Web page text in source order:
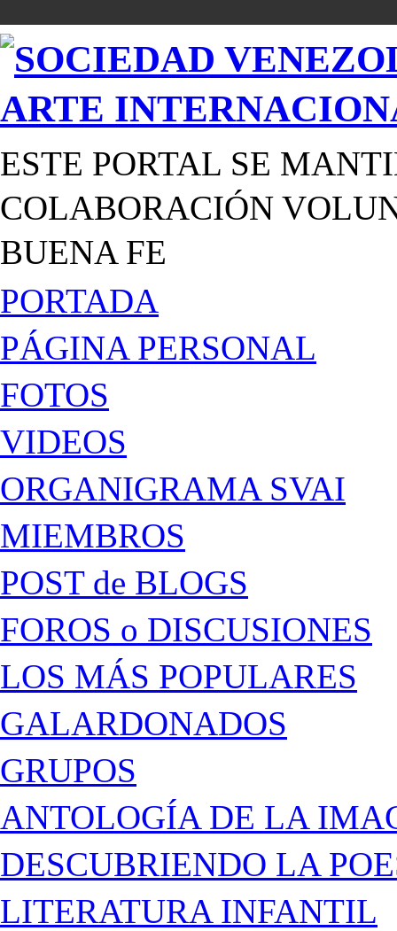
ESTE PORTAL SE
COLABORACIÓN
BUENA FE
PORTADA
PÁGINA PERSONAL
FOTOS
VIDEOS
ORGANIGRAMA SVAI
MIEMBROS
POST de BLOGS
FOROS o DISCUSIONES
LOS MÁS POPULARES
GALARDONADOS
GRUPOS
ANTOLOGÍA DE LA
DESCUBRIENDO LA
LITERATURA INFANTIL